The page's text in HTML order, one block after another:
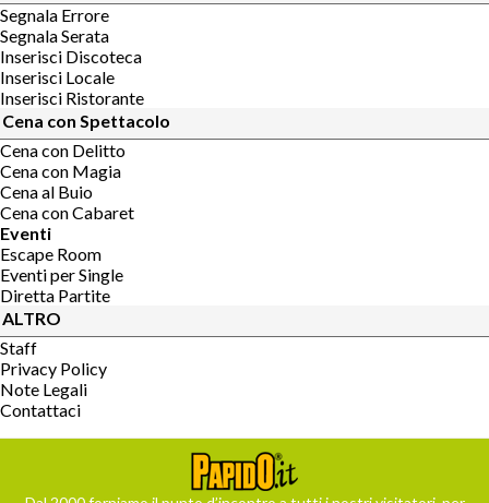
Segnala Errore
Segnala Serata
Inserisci Discoteca
Inserisci Locale
Inserisci Ristorante
Cena con Spettacolo
Cena con Delitto
Cena con Magia
Cena al Buio
Cena con Cabaret
Eventi
Escape Room
Eventi per Single
Diretta Partite
ALTRO
Staff
Privacy Policy
Note Legali
Contattaci